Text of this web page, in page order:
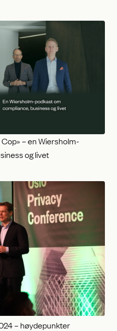
– en Wiersholm-
og livet
– høydepunkter